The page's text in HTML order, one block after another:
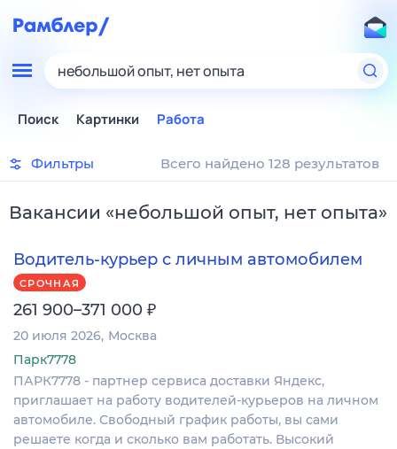
небольшой опыт, нет опыта
Поиск Картинки Работа
Фильтры Всего найдено 128 результатов
Вакансии «небольшой опыт, нет опыта»
Водитель-курьер с личным автомобилем
СРОЧНАЯ
261 900–371 000 ₽
20 июля 2026 Москва
Парк7778
ПАРК7778 - партнер сервиса доставки Яндекс,
приглашает на работу водителей-курьеров на личном
автомобиле. Свободный график работы, вы сами
решаете когда и сколько вам работать. Высокий